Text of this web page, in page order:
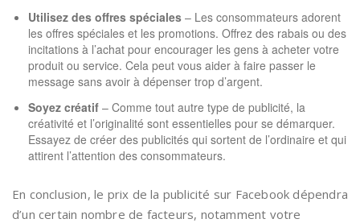
Utilisez des offres spéciales – Les consommateurs adorent
les offres spéciales et les promotions. Offrez des rabais ou des
incitations à l’achat pour encourager les gens à acheter votre
produit ou service. Cela peut vous aider à faire passer le
message sans avoir à dépenser trop d’argent.
Soyez créatif – Comme tout autre type de publicité, la
créativité et l’originalité sont essentielles pour se démarquer.
Essayez de créer des publicités qui sortent de l’ordinaire et qui
attirent l’attention des consommateurs.
En conclusion, le prix de la publicité sur Facebook dépendra
d’un certain nombre de facteurs, notamment votre